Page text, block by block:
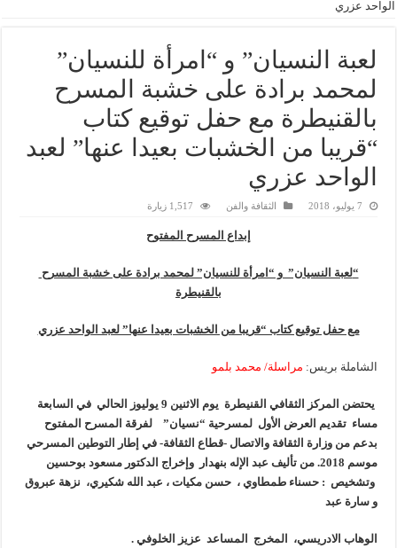
الواحد عزري
لعبة النسيان” و “امرأة للنسيان”
لمحمد برادة على خشبة المسرح
بالقنيطرة مع حفل توقيع كتاب
“قريبا من الخشبات بعيدا عنها” لعبد
الواحد عزري
7 يوليو، 2018 الثقافة والفن 1,517 زيارة
إبداع المسرح المفتوح
“لعبة النسيان” و “امرأة للنسيان” لمحمد برادة على خشبة المسرح
بالقنيطرة
مع حفل توقيع كتاب “قريبا من الخشبات بعيدا عنها” لعبد الواحد عزري
الشاملة بريس: مراسلة/ محمد بلمو
يحتضن المركز الثقافي القنيطرة يوم الاثنين 9 يوليوز الحالي في السابعة
مساء تقديم العرض الأول لمسرحية “نسيان” لفرقة المسرح المفتوح
بدعم من وزارة الثقافة والاتصال -قطاع الثقافة- في إطار التوطين المسرحي
موسم 2018. من تأليف عبد الإله بنهدار وإخراج الدكتور مسعود بوحسين
وتشخيص : حسناء طمطاوي ، حسن مكيات ، عبد الله شكيري، نزهة عبروق
و سارة عبد
الوهاب الادريسي، المخرج المساعد عزيز الخلوفي .